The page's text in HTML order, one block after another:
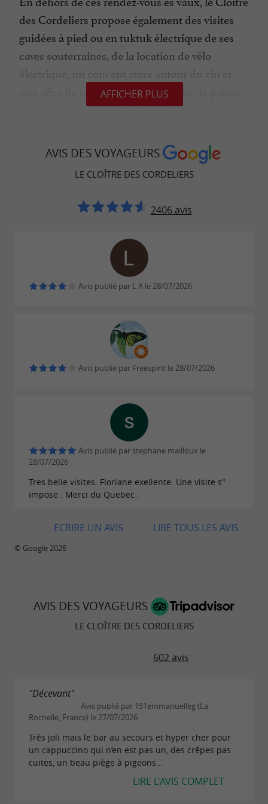
des Cordeliers propose également des visites
guidées à pied ou en tuktuk électrique de ses
caves souterraines, de la location de vélo
électrique, un concept store autour du vin et
une offre de restauration sous forme de panier
pique nique, un bar à vins, cocktails et
L'abus d'alcool est dangereux pour la santé, à
consommer avec modération
AFFICHER PLUS
AVIS DES VOYAGEURS
LE CLOÎTRE DES CORDELIERS
2406 avis
Avis publié par L A le 28/07/2026
Avis publié par Freespirit le 28/07/2026
Avis publié par stephane mailloux le
28/07/2026
Tres belle visites. Floriane exellente. Une visite s"
impose . Merci du Quebec .
LIRE TOUS LES AVIS
ECRIRE UN AVIS
© Google 2026
AVIS DES VOYAGEURS
LE CLOÎTRE DES CORDELIERS
602 avis
"Décevant"
Avis publié par 151emmanuelleg (La
Rochelle, France) le 27/07/2026
Très joli mais le bar au secours et hyper cher pour
un cappuccino qui n’en est pas un, des crêpes pas
cuites, un beau piège à pigeons…
LIRE L'AVIS COMPLET